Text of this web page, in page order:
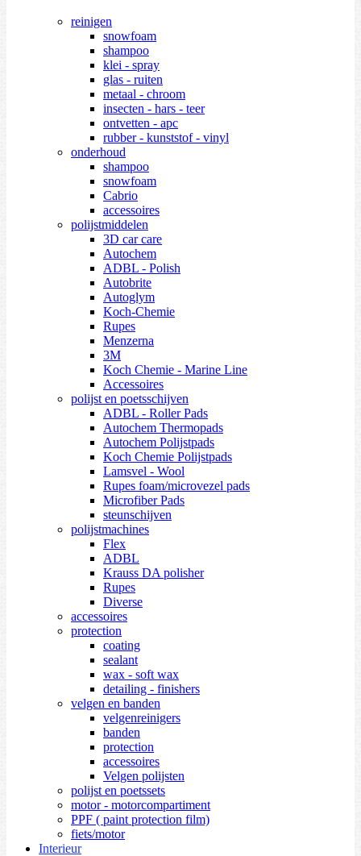
reinigen
snowfoam
shampoo
klei - spray
glas - ruiten
metaal - chroom
insecten - hars - teer
ontvetten - apc
rubber - kunststof - vinyl
onderhoud
shampoo
snowfoam
Cabrio
accessoires
polijstmiddelen
3D car care
Autochem
ADBL - Polish
Autobrite
Autoglym
Koch-Chemie
Rupes
Menzerna
3M
Koch Chemie - Marine Line
Accessoires
polijst en poetsschijven
ADBL - Roller Pads
Autochem Thermopads
Autochem Polijstpads
Koch Chemie Polijstpads
Lamsvel - Wool
Rupes foam/microvezel pads
Microfiber Pads
steunschijven
polijstmachines
Flex
ADBL
Krauss DA polisher
Rupes
Diverse
accessoires
protection
coating
sealant
wax - soft wax
detailing - finishers
velgen en banden
velgenreinigers
banden
protection
accessoires
Velgen polijsten
polijst en poetssets
motor - motorcompartiment
PPF ( paint protection film)
fiets/motor
Interieur